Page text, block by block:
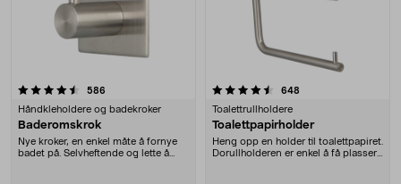
586
Håndkleholdere og badekroker
Baderomskrok
Nye kroker, en enkel måte å fornye
badet på. Selvheftende og lette å
4.5 av 5 stjerner 648
Toalettrullholdere
Toalettpapirholder
Heng opp en holder til toalettpapiret.
Dorullholderen er enkel å få plassert.